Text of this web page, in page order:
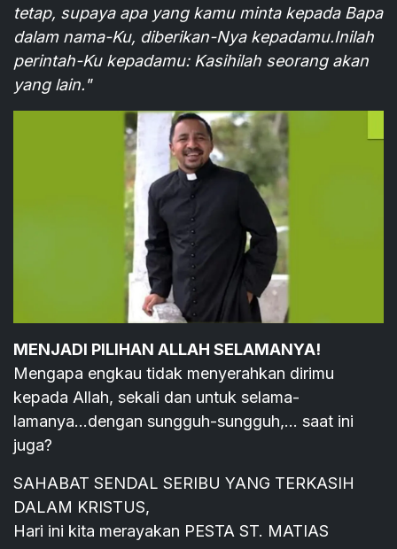
tetap, supaya apa yang kamu minta kepada Bapa
dalam nama-Ku, diberikan-Nya kepadamu.Inilah
perintah-Ku kepadamu: Kasihilah seorang akan
yang lain."
MENJADI PILIHAN ALLAH SELAMANYA!
Mengapa engkau tidak menyerahkan dirimu
kepada Allah, sekali dan untuk selama-
lamanya...dengan sungguh-sungguh,… saat ini
juga?
SAHABAT SENDAL SERIBU YANG TERKASIH
DALAM KRISTUS,
Hari ini kita merayakan PESTA ST. MATIAS